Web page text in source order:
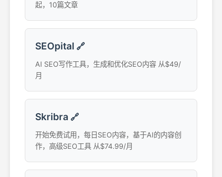
起，10篇文章
SEOpital 🔗
AI SEO写作工具，生成和优化SEO内容 从$49/
月
Skribra 🔗
开始免费试用，每日SEO内容，基于AI的内容创
作，高级SEO工具 从$74.99/月